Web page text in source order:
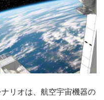
リオは、航空宇宙機器の